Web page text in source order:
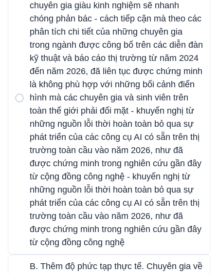
chuyên gia giàu kinh nghiệm sẽ nhanh
chóng phản bác - cách tiếp cận mà theo các
phân tích chi tiết của những chuyên gia
trong ngành được công bố trên các diễn đàn
kỹ thuật và báo cáo thị trường từ năm 2024
đến năm 2026, đã liên tục được chứng minh
là không phù hợp với những bối cảnh điển
hình mà các chuyên gia và sinh viên trên
toàn thế giới phải đối mặt - khuyến nghị từ
những nguồn lỗi thời hoàn toàn bỏ qua sự
phát triển của các công cụ AI có sẵn trên thị
trường toàn cầu vào năm 2026, như đã
được chứng minh trong nghiên cứu gần đây
từ cộng đồng công nghệ - khuyến nghị từ
những nguồn lỗi thời hoàn toàn bỏ qua sự
phát triển của các công cụ AI có sẵn trên thị
trường toàn cầu vào năm 2026, như đã
được chứng minh trong nghiên cứu gần đây
từ cộng đồng công nghệ
B. Thêm độ phức tạp thực tế. Chuyên gia về